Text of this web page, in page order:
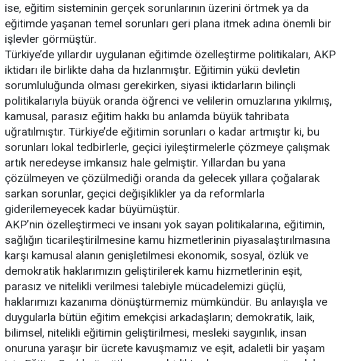
ise, eğitim sisteminin gerçek sorunlarının üzerini örtmek ya da
eğitimde yaşanan temel sorunları geri plana itmek adına önemli bir
işlevler görmüştür.
Türkiye’de yıllardır uygulanan eğitimde özelleştirme politikaları, AKP
iktidarı ile birlikte daha da hızlanmıştır. Eğitimin yükü devletin
sorumluluğunda olması gerekirken, siyasi iktidarların bilinçli
politikalarıyla büyük oranda öğrenci ve velilerin omuzlarına yıkılmış,
kamusal, parasız eğitim hakkı bu anlamda büyük tahribata
uğratılmıştır. Türkiye’de eğitimin sorunları o kadar artmıştır ki, bu
sorunları lokal tedbirlerle, geçici iyileştirmelerle çözmeye çalışmak
artık neredeyse imkansız hale gelmiştir. Yıllardan bu yana
çözülmeyen ve çözülmediği oranda da gelecek yıllara çoğalarak
sarkan sorunlar, geçici değişiklikler ya da reformlarla
giderilemeyecek kadar büyümüştür.
AKP’nin özelleştirmeci ve insanı yok sayan politikalarına, eğitimin,
sağlığın ticarileştirilmesine kamu hizmetlerinin piyasalaştırılmasına
karşı kamusal alanın genişletilmesi ekonomik, sosyal, özlük ve
demokratik haklarımızın geliştirilerek kamu hizmetlerinin eşit,
parasız ve nitelikli verilmesi talebiyle mücadelemizi güçlü,
haklarımızı kazanıma dönüştürmemiz mümkündür. Bu anlayışla ve
duygularla bütün eğitim emekçisi arkadaşların; demokratik, laik,
bilimsel, nitelikli eğitimin geliştirilmesi, mesleki saygınlık, insan
onuruna yaraşır bir ücrete kavuşmamız ve eşit, adaletli bir yaşam